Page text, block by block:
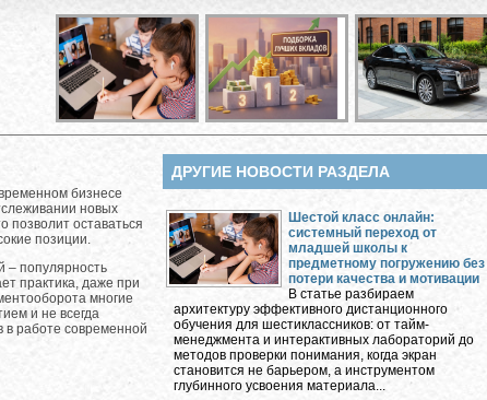
бизнесе
новых
позволит оставаться
позиции.
– популярность
практика, даже при
многие
и не всегда
в работе современной
ДРУГИЕ НОВОСТИ РАЗДЕЛА
Шестой класс онлайн:
системный переход от
младшей школы к
предметному погружению без
потери качества и мотивации
В статье разбираем
архитектуру эффективного дистанционного
обучения для шестиклассников: от тайм-
менеджмента и интерактивных лабораторий до
методов проверки понимания, когда экран
становится не барьером, а инструментом
глубинного усвоения материала...